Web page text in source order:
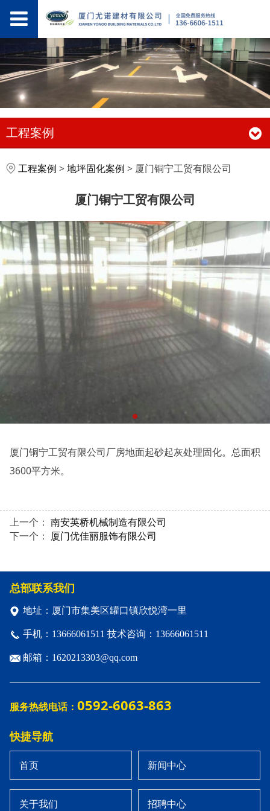
工程案例
厦门铜宁工贸有限公司
工程案例 >地坪固化案例 > 厦门铜宁工贸有限公司
厦门铜宁工贸有限公司
厦门铜宁工贸有限公司厂房地面起砂起灰处理固化。总面积
3600平方米。
上一个： 南安英桥机械制造有限公司
下一个： 厦门优佳丽服饰有限公司
总部联系我们
地址：厦门市集美区罐口镇欣悦湾一里
手机：13666061511 技术咨询：13666061511
邮箱：1620213303@qq.com
服务热线电话： 0592-6063-863
快捷导航
首页
关于我们
新闻中心
招聘中心